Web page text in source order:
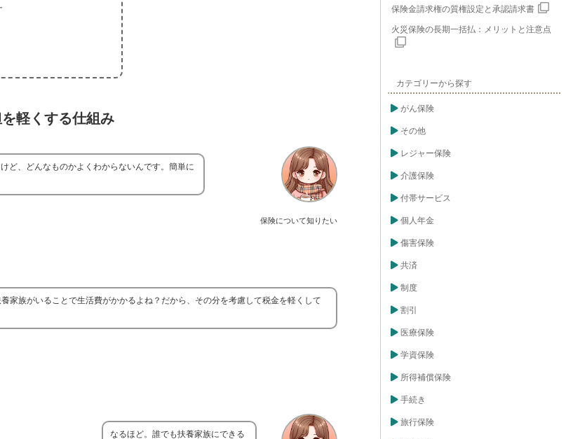
軽くする仕組み
保険について知りたい
ど、どんなものかよくわからないんです。簡単に
家族がいることで生活費がかかるよね？だから、その分を考慮して税金を軽くして
なるほど。誰でも扶養家族にできる
保険金請求権の質権設定と承認請求書
火災保険の長期一括払：メリットと注意点
カテゴリーから探す
がん保険
その他
レジャー保険
介護保険
付帯サービス
個人年金
傷害保険
共済
制度
割引
医療保険
学資保険
所得補償保険
手続き
旅行保険